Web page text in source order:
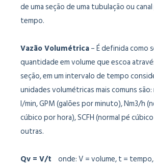
de uma seção de uma tubulação ou
tempo.
Vazão Volumétrica– É definida como
quantidade em volume que escoa
seção, em um intervalo de tempo
unidades volumétricas mais comuns
l/min, GPM (galões por minuto), Nm3/h
cúbico por hora), SCFH (normal pé
outras.
Qv = V/t onde: V = volume, t =